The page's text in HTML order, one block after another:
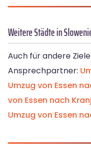
Weitere Städte in
Auch für andere
Ansprechpartner:
Umzug von Essen
von Essen nach Kranj
Umzug von Essen